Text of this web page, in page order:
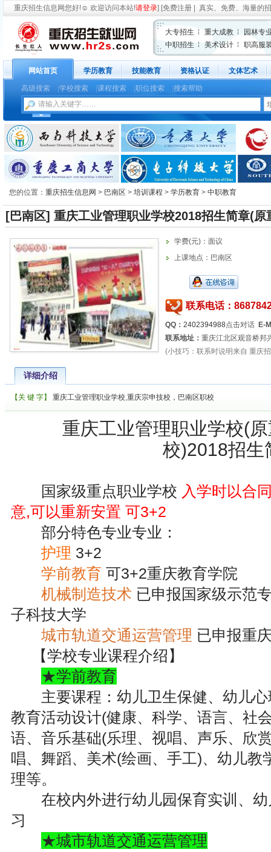
重庆招生信息网您好!☺ 欢迎访问本站!请登录] [免费注册 | 真实、免费、海量的
大专招生 重大成教
园林专
中职招生
美术设计 职高服
网站首页 学历教育 技能教育 资格认证 文体艺术
高级搜索 学校搜索 课程搜索 职位搜索 搜索帮助
您的位置： 重庆招生信息网 > 巴南区 > 培训课程 > 学历教育 > 中职教育
[巴南区] 重庆工业管理职业学校2018招生简章(
大专
编号： 22341 发布时间：2018/6/22
学费(元)：面议
上课地点：巴南区
联系电话：
QQ： 2402394988点击对话 E-
联系地址： 重庆江北区观音桥邦
(小技巧：联系时说明来自 重庆
详细介绍
【关 键 字】 重庆工业管理职业学校,重庆宗申技校，巴南区职校
重庆工业管理职业学校(
校)2018招生
国家级重点职业学校 入学时以合
意,可以重新安置 可3+2
部分特色专业专业：
护理 3+2
学前教育 可3+2重庆教育学院
机械制造技术 已申报国家级示范
子科技大学
城市轨道交通运营管理 已申报重
【学校专业课程介绍】
★学前教育
主要课程：幼儿卫生保健、幼儿心
教育活动设计(健康、科学、语言、社
语、音乐基础(乐理、视唱、声乐、欣
唱、舞蹈、美术(绘画、手工)、幼儿教
理等。
在校内外进行幼儿园保育实训、幼
习
★城市轨道交通运营管理